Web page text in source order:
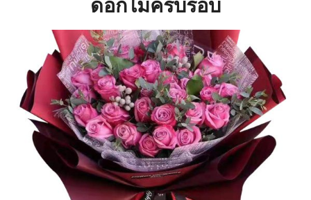
ดอกไม้ครบรอบ